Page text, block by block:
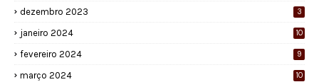
dezembro 2023 3
janeiro 2024 10
fevereiro 2024 9
março 2024 10